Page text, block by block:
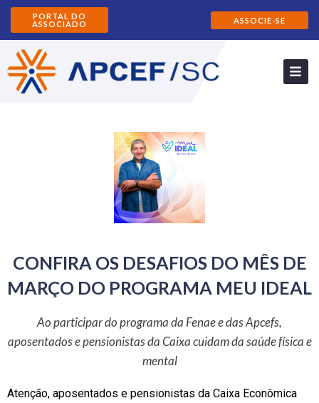
PORTAL DO
ASSOCIADO
ASSOCIE-SE
CONFIRA OS DESAFIOS DO MÊS DE
MARÇO DO PROGRAMA MEU IDEAL
Ao participar do programa da Fenae e das Apcefs,
aposentados e pensionistas da Caixa cuidam da saúde física e
mental
Atenção, aposentados e pensionistas da Caixa Econômica